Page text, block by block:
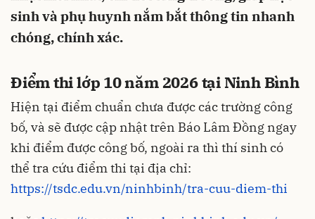
sinh và phụ huynh nắm bắt thông tin nhanh
chóng, chính xác.
Điểm thi lớp 10 năm 2026 tại Ninh Bình
Hiện tại điểm chuẩn chưa được các trường công
bố, và sẽ được cập nhật trên Báo Lâm Đồng ngay
khi điểm được công bố, ngoài ra thì thí sinh có
thể tra cứu điểm thi tại địa chỉ:
https://tsdc.edu.vn/ninhbinh/tra-cuu-diem-thi